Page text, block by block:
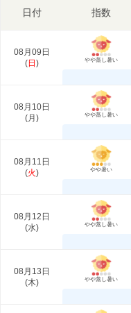
日付 指数
08月09日
(日 ) やや蒸し暑い
08月10日
(月 ) やや蒸し暑い
08月11日
(火) やや暑い
08月12日
(水) やや蒸し暑い
08月13日
(木) やや蒸し暑い